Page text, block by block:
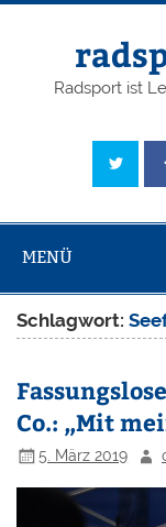
Radsport ist
MENÜ
Schlagwort:
Co.: „Mit
5. März 2019